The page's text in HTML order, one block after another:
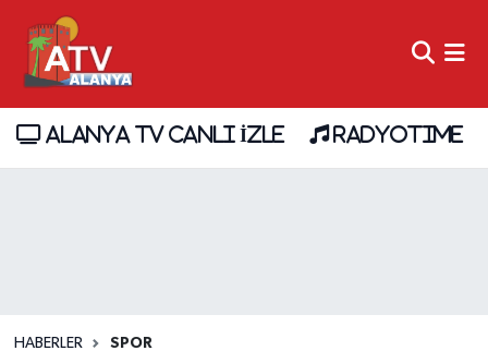
ALANYA TV CANLI İZLE RADYOTIME
HABERLER SPOR